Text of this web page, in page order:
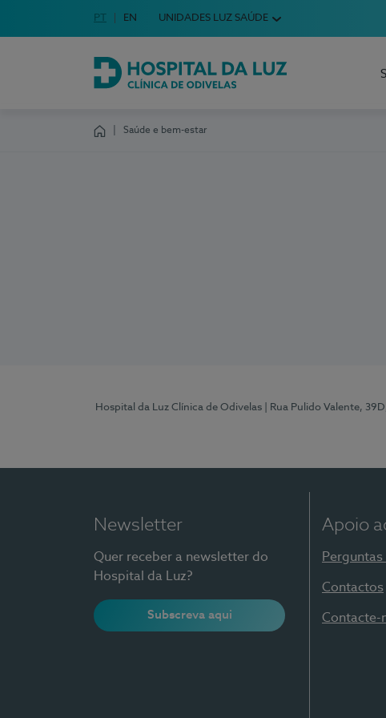
Escolha o seu idioma
Idioma em Português
PT English Language
EN UNIDADES LUZ SAÚDE
Hospital da Luz Clínica de Odivelas
Saúde e bem-estar
Hospital da Luz Clínica de Odivelas | Rua Pulido Valente,
Newsletter
Quer receber a newsletter do
Hospital da Luz?
Subscreva aqui
Apoio
Contactos
Contacte-